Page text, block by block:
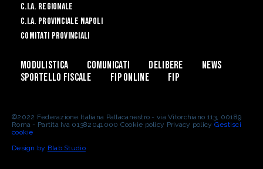
C.I.A. Regionale
C.I.A. Provinciale Napoli
Comitati Provinciali
Modulistica Comunicati Delibere
News
Sportello Fiscale
Fip Online FIP
©2022 Federazione Italiana Pallacanestro - via Vitorchiano 113, 00189
Roma - Partita Iva 01382041000 Cookie policy Privacy policy Gestisci
cookie
Design by Blab Studio